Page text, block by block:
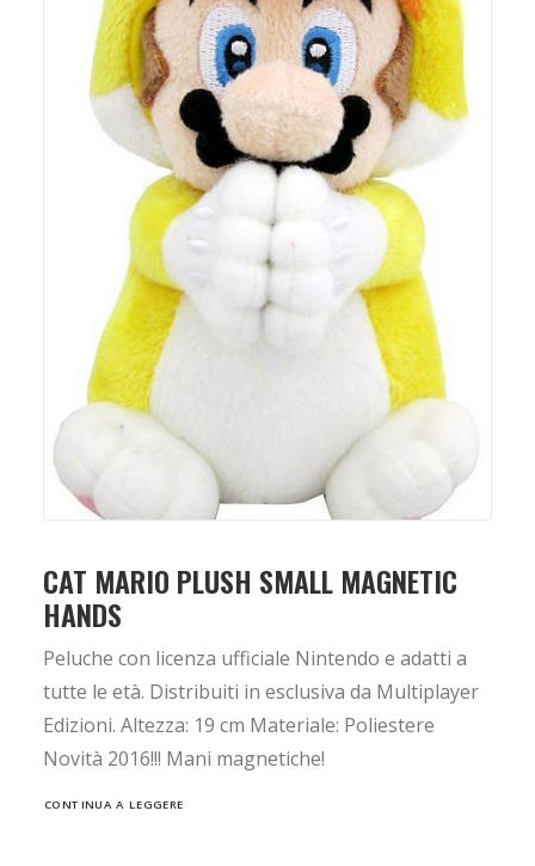
CAT MARIO PLUSH SMALL MAGNETIC
HANDS
Peluche con licenza ufficiale Nintendo e adatti a
tutte le età. Distribuiti in esclusiva da Multiplayer
Edizioni. Altezza: 19 cm Materiale: Poliestere
Novità 2016!!! Mani magnetiche!
CONTINUA A LEGGERE